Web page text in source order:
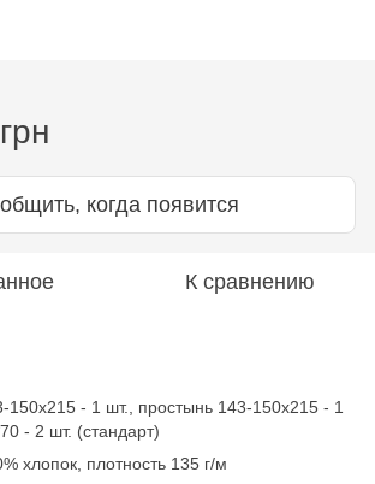
когда появится
К сравнению
150х215 - 1 шт., простынь 143-150х215 - 1
- 2 шт. (стандарт)
хлопок, плотность 135 г/м